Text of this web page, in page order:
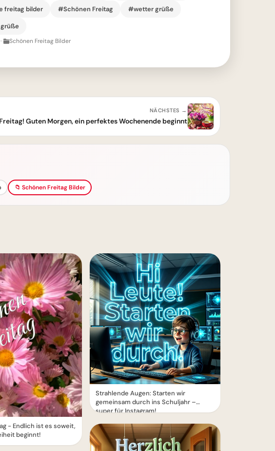
freitag bilder #Schönen Freitag #wetter grüße
· Schönen Freitag Bilder
NÄCHSTES →
Guten Morgen, ein perfektes Wochenende beginnt
📁 Schönen Freitag Bilder
- Endlich ist es soweit,
beginnt!
Strahlende Augen: Starten wir
gemeinsam durch ins Schuljahr –
super für Instagram!